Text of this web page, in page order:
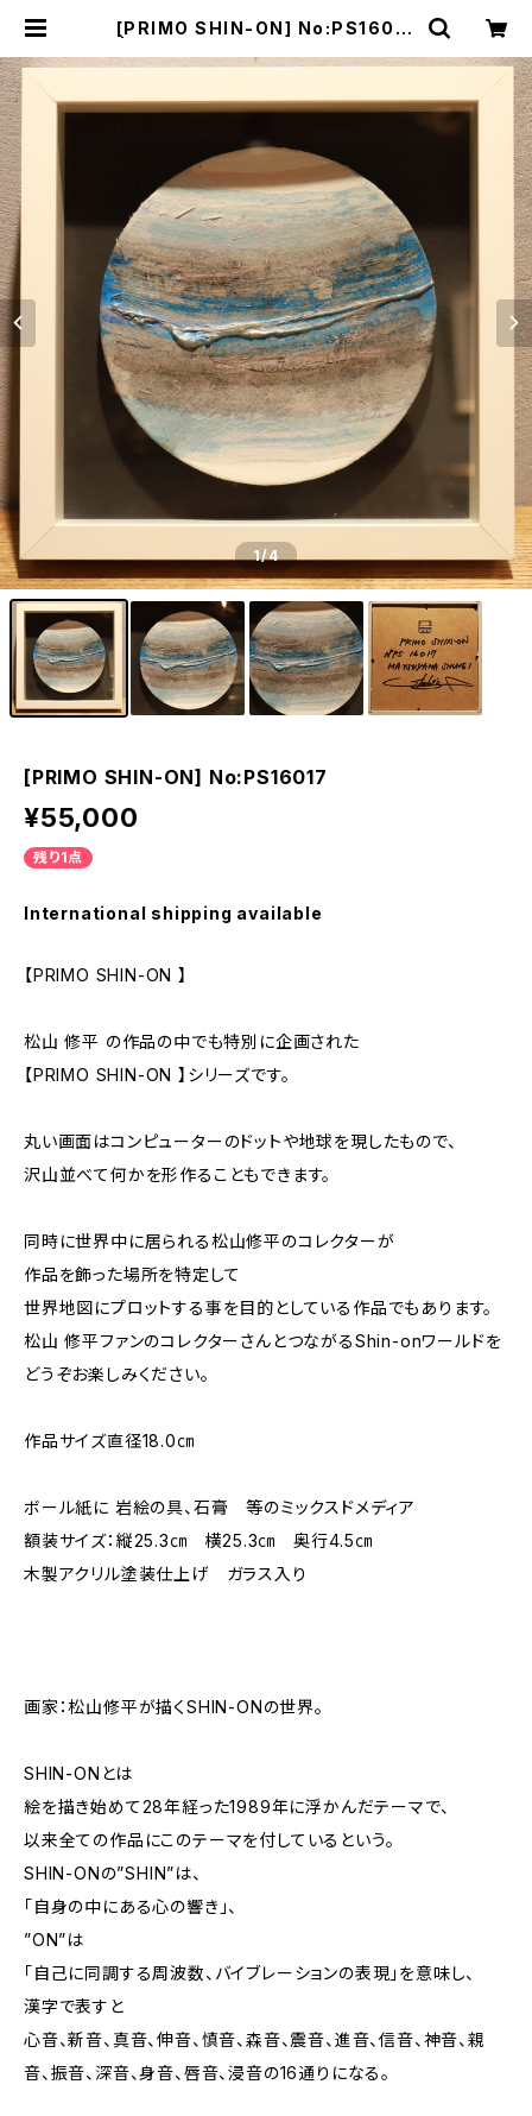
[PRIMO SHIN-ON] No:PS16017
Space LLC.
1/4
[PRIMO SHIN-ON] No:PS16017
¥55,000
残り1点
International shipping available
【PRIMO SHIN-ON 】
松山 修平 の作品の中でも特別に企画された
【PRIMO SHIN-ON 】シリーズです。
丸い画面はコンピューターのドットや地球を現したもので、
沢山並べて何かを形作ることもできます。
同時に世界中に居られる松山修平のコレクターが
作品を飾った場所を特定して
世界地図にプロットする事を目的としている作品でもあります。
松山 修平ファンのコレクターさんとつながるShin-onワールドを
どうぞお楽しみください。
作品サイズ直径18.0㎝
ボール紙に 岩絵の具、石膏 等のミックスドメディア
額装サイズ：縦25.3㎝ 横25.3㎝ 奥行4.5㎝
木製アクリル塗装仕上げ ガラス入り
画家：松山修平が描くSHIN-ONの世界。
SHIN-ONとは
絵を描き始めて28年経った1989年に浮かんだテーマで、
以来全ての作品にこのテーマを付しているという。
SHIN-ONの”SHIN”は、
「自身の中にある心の響き」、
”ON”は
「自己に同調する周波数、バイブレーションの表現」を意味し、
漢字で表すと
心音、新音、真音、伸音、慎音、森音、震音、進音、信音、神音、親
音、振音、深音、身音、唇音、浸音の16通りになる。